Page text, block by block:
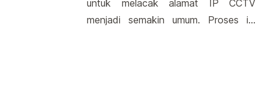
tetapi ada beberapa metode umum
untuk melacak alamat IP CCTV
menjadi semakin umum. Proses ini